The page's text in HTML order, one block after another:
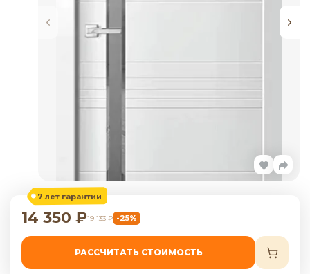
7 лет гарантии
14 350 ₽19 133₽ -25%
РАССЧИТАТЬ СТОИМОСТЬ